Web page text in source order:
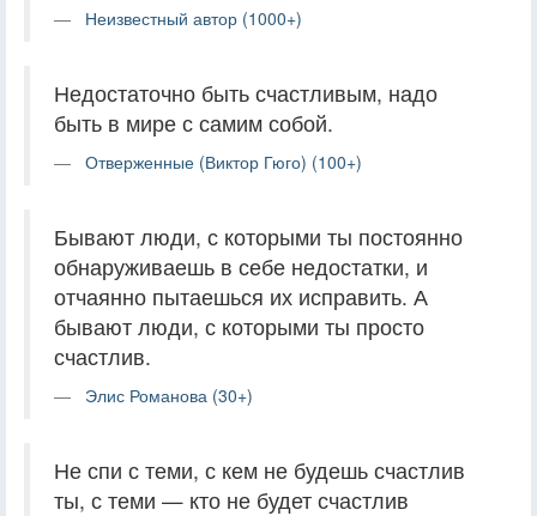
Неизвестный автор (1000+)
Недостаточно быть счастливым, надо
быть в мире с самим собой.
Отверженные (Виктор Гюго) (100+)
Бывают люди, с которыми ты постоянно
обнаруживаешь в себе недостатки, и
отчаянно пытаешься их исправить. А
бывают люди, с которыми ты просто
счастлив.
Элис Романова (30+)
Не спи с теми, с кем не будешь счастлив
ты, с теми — кто не будет счастлив